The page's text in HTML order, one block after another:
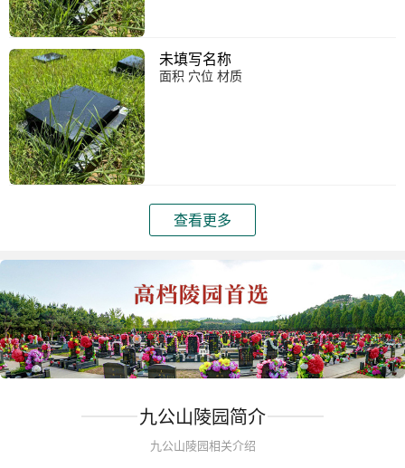
未填写名称
面积 穴位 材质
查看更多
九公山陵园简介
九公山陵园相关介绍